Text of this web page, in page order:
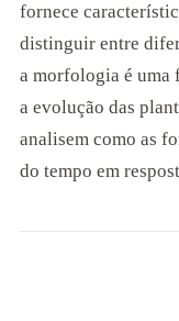
fornece
distinguir entre
a morfologia é uma
a evolução das
analisem como as
do tempo em